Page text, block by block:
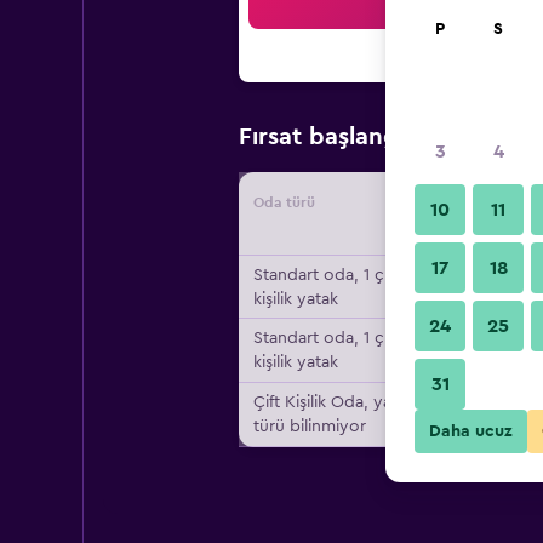
Fırsat başlangıç fiyatı
Oda türü
Standart oda, 1 çift
kişilik yatak
Standart oda, 1 çift
kişilik yatak
Çift ​Kişilik Oda, yatak
türü bilinmiyor
P S
3 4
10 11
17 18
24 25
31
Daha ucuz